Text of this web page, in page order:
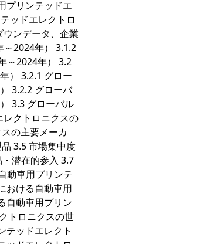
プリンテッドエ
ッドエレクトロ
ンデータ、企業
～2024年） 3.1.2
～2024年） 3.2
） 3.2.1 グロー
3.2.2 グローバ
3.3 グローバル
クトロニクスの
の主要メーカ
3.5 市場集中度
潜在的参入 3.7
動車用プリンテ
おける自動車用
自動車用プリン
トロニクスの世
テッドエレクト